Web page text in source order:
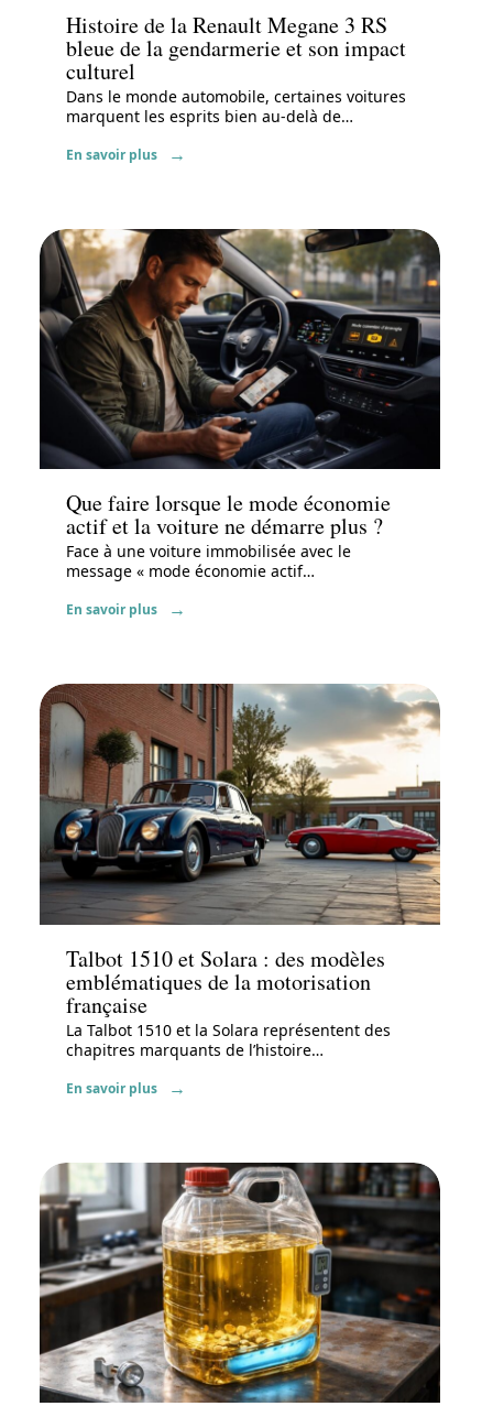
Histoire de la Renault Megane 3 RS
bleue de la gendarmerie et son impact
culturel
Dans le monde automobile, certaines voitures
marquent les esprits bien au-delà de…
En savoir plus
Que faire lorsque le mode économie
actif et la voiture ne démarre plus ?
Face à une voiture immobilisée avec le
message « mode économie actif…
En savoir plus
Voiture
Talbot 1510 et Solara : des modèles
emblématiques de la motorisation
française
La Talbot 1510 et la Solara représentent des
chapitres marquants de l’histoire…
En savoir plus
Actu